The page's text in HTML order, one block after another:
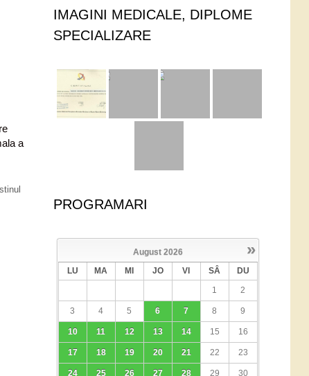
a
IMAGINI MEDICALE, DIPLOME
SPECIALIZARE
PROGRAMARI
»
August 2026
LU
MA MI JO VI SÂ
DU
1
2
3 4 5 6 7 8 9
10 11 12 13 14 15 16
17 18 19 20 21 22 23
24 25 26 27 28 29 30